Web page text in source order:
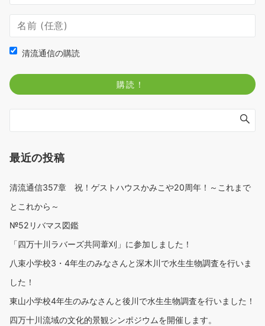
清流通信の購読
最近の投稿
清流通信357章 祝！ゲストハウスかみこや20周年！～これまで
とこれから～
№52リバマス図鑑
「四万十川ラバーズ共同葦刈」に参加しました！
八束小学校3・4年生のみなさんと深木川で水生生物調査を行いま
した！
東山小学校4年生のみなさんと後川で水生生物調査を行いました！
四万十川流域の文化的景観シンポジウムを開催します。